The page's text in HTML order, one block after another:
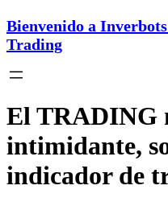
Bienvenido a
Trading
El TRADING
intimidante,
indicador de